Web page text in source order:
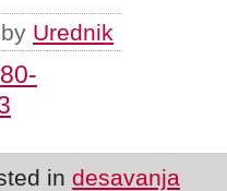
by Urednik
in desavanja